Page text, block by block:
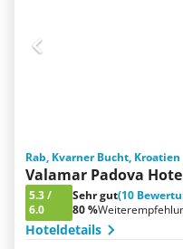
Rab, Kvarner Bucht, Kroatien
Valamar Padova
5.3/
6.0
Sehr gut(10
80 %
Hoteldetails